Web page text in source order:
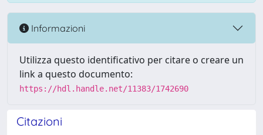
Informazioni
Utilizza questo identificativo per citare o creare un
link a questo documento:
https://hdl.handle.net/11383/1742690
Citazioni